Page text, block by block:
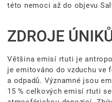
této nemoci až do objevu
ZDROJE
Většina emisí rtuti je
je emitováno do vzduchu
a odpadů. Významné jsou
15 % celkových emisí rtuti